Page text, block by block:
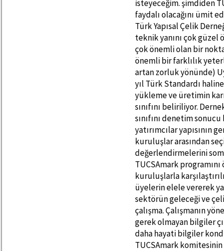
isteyeceğim. şimdiden
faydalı olacağını ümit
Türk Yapısal Çelik
teknik yanını çok
çok önemli olan bir
önemli bir farklılık
artan zorluk yönünde)
yıl Türk Standardı
yükleme ve üretimin
sınıfını beliriliyor.
sınıfını denetim
yatırımcılar
kuruluşlar arasından
değerlendirmelerini
TUCSAmark
kuruluşlarla
üyelerin elele vererek
sektörün geleceği ve
çalışma. Çalışmanın
gerek olmayan bilgiler
daha hayati bilgiler
TUCSAmark